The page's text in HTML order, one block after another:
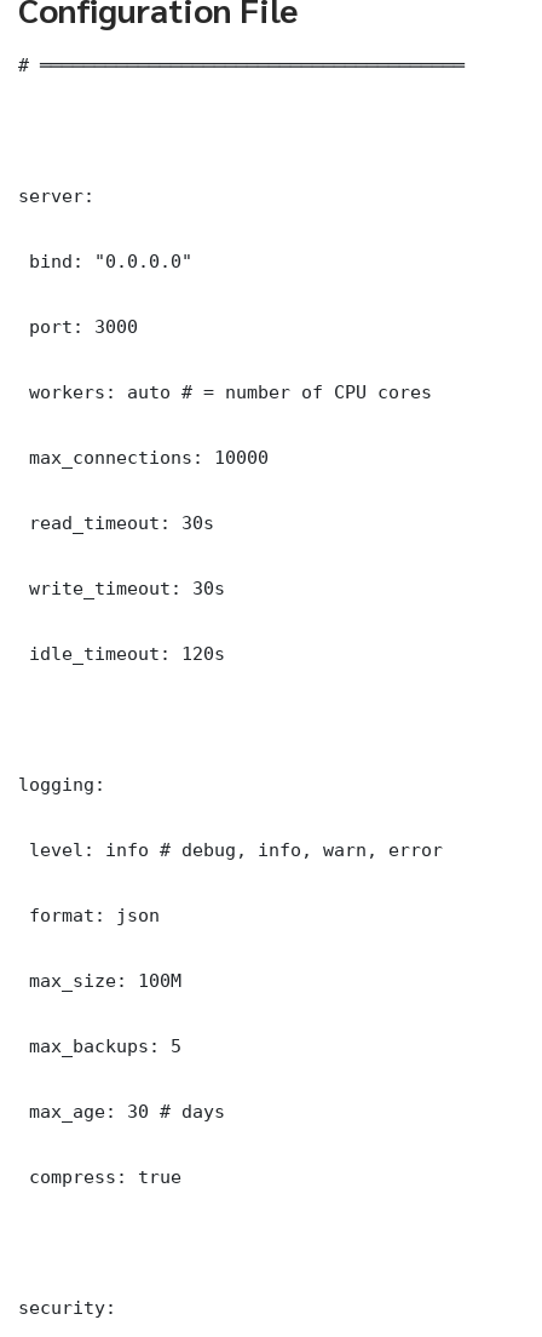
# ═══════════════════════════════════════
server:
bind: "0.0.0.0"
port: 3000
workers: auto # = number of CPU cores
max_connections: 10000
read_timeout: 30s
write_timeout: 30s
idle_timeout: 120s
logging:
level: info # debug, info, warn, error
format: json
max_size: 100M
max_backups: 5
max_age: 30 # days
compress: true
security: